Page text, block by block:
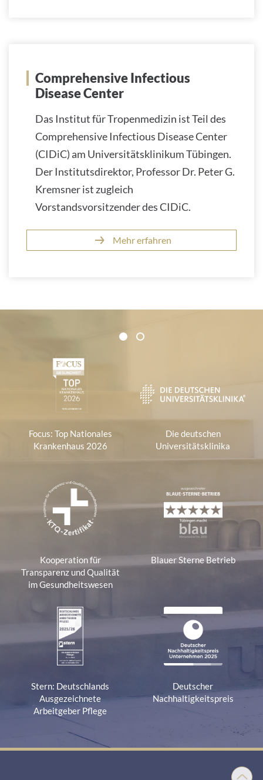
Comprehensive Infectious
Disease Center
Das Institut für Tropenmedizin ist Teil des
Comprehensive Infectious Disease Center
(CIDiC) am Universitätsklinikum Tübingen.
Der Institutsdirektor, Professor Dr. Peter G.
Kremsner ist zugleich
Vorstandsvorsitzender des CIDiC.
Mehr erfahren
Zertifikate und Verbände
1 2
Focus: Top Nationales
Krankenhaus 2026
Die deutschen
Universitätsklinika
Kooperation für
Transparenz und Qualität
im Gesundheitswesen
Blauer Sterne Betrieb
Stern: Deutschlands
Ausgezeichnete
Arbeitgeber Pflege
Deutscher
Nachhaltigkeitspreis
Nach